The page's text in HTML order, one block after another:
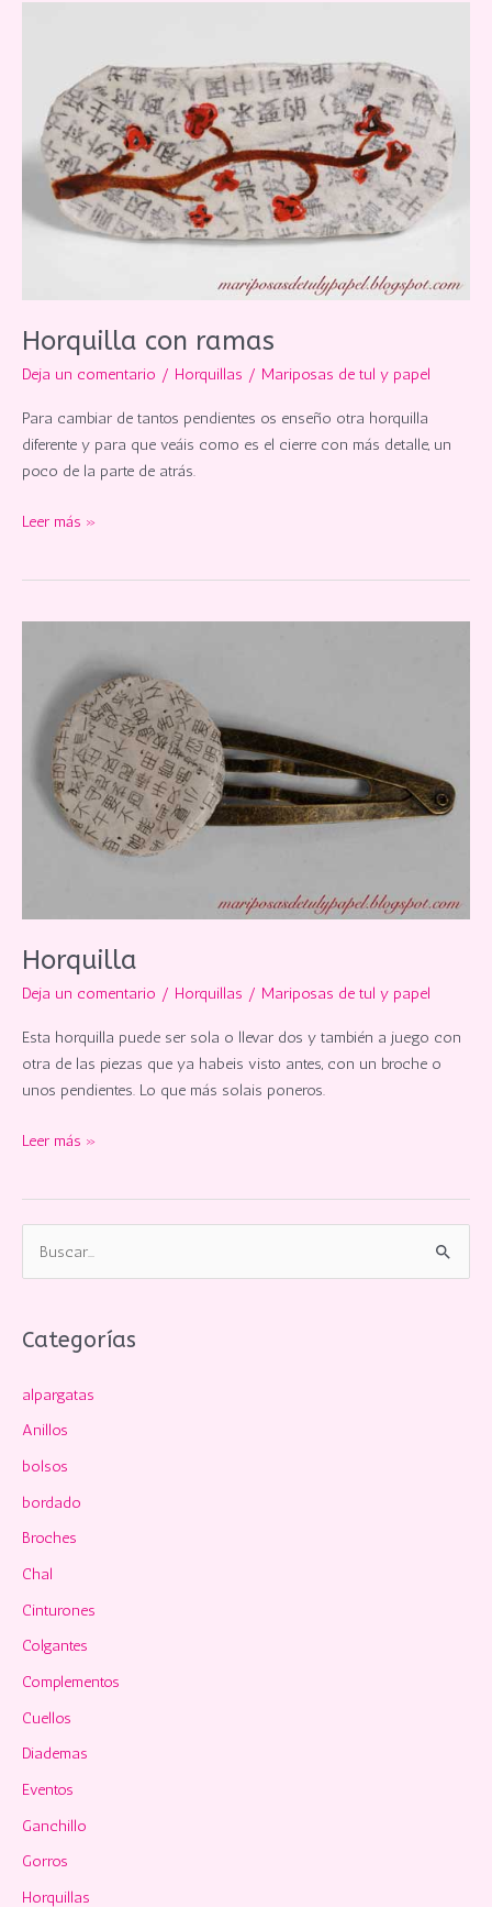
Horquilla con ramas
Deja un comentario / Horquillas / Mariposas de tul y papel
Para cambiar de tantos pendientes os enseño otra horquilla
diferente y para que veáis como es el cierre con más detalle, un
poco de la parte de atrás.
Horquilla
Leer más »
Horquilla
Deja un comentario / Horquillas / Mariposas de tul y papel
Esta horquilla puede ser sola o llevar dos y también a juego con
otra de las piezas que ya habeis visto antes, con un broche o
unos pendientes. Lo que más solais poneros.
Horquilla
Leer más »
c
r
p
o
r
Categorías
alpargatas
Anillos
bolsos
bordado
Broches
Chal
Cinturones
Colgantes
Complementos
Cuellos
Diademas
Eventos
Ganchillo
Gorros
Horquillas